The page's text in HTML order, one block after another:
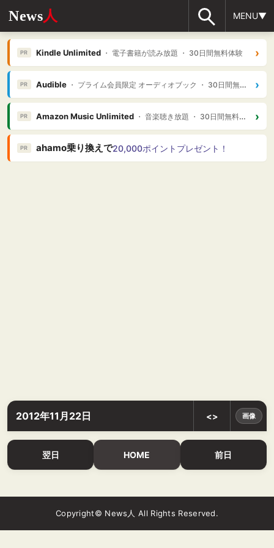
News人 MENU▼
PR Kindle Unlimited・ 電子書籍が読み放題 ・ 30日間無料体験 ›
PR Audible・ プライム会員限定 オーディオブック ・ 30日間無料体験 ›
PR Amazon Music Unlimited・ 音楽聴き放題 ・ 30日間無料体験 ›
PR ahamo乗り換えで20,000ポイントプレゼント！
2012年11月22日 <> 画像
翌日 HOME 前日
Copyright© News人 All Rights Reserved.